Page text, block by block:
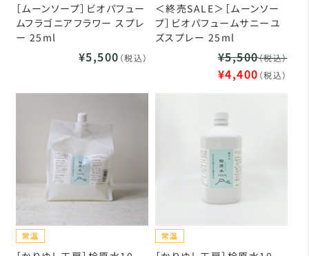
［ムーンソープ］ビオパフュー
ムフラゴニアフラワー スプレ
ー 25ml
¥5,500 （税込）
＜終売SALE＞［ムーンソー
プ］ビオパフュームサニーユ
ズスプレー 25ml
¥5,500（税込）
¥4,400 （税込）